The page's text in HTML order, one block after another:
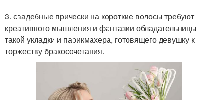
3. свадебные прически на короткие волосы требуют
креативного мышления и фантазии обладательницы
такой укладки и парикмахера, готовящего девушку к
торжеству бракосочетания.